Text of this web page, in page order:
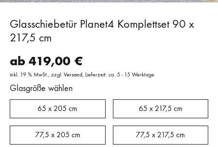
Glasschiebetür Planet4 Komplettset 90 x
217,5 cm
ab 419,00 €
inkl. 19 % MwSt. zzgl. Versand Lieferzeit: ca. 5 - 15 Werktage
Glasgröße wählen
65 x 205 cm 65 x 217,5 cm
77,5 x 205 cm 77,5 x 217,5 cm